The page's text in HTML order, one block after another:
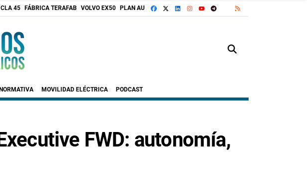
CLA 45 FÁBRICA TERAFAB VOLVO EX50 PLAN AUTO+FACEBOOKLINKEDININSTAGRAM
YOUTUBE
TELEGRAM
GOOGLE DISCOVER
NORMATIVA MOVILIDAD ELÉCTRICA PODCAST
FWD: autonomía,